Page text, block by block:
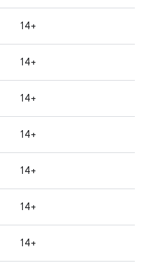
14+
14+
14+
14+
14+
14+
14+